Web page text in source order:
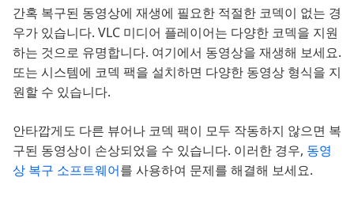
간혹 복구된 동영상에 재생에 필요한 적절한 코덱이 없는 경
우가 있습니다. VLC 미디어 플레이어는 다양한 코덱을 지원
하는 것으로 유명합니다. 여기에서 동영상을 재생해 보세요.
또는 시스템에 코덱 팩을 설치하면 다양한 동영상 형식을 지
원할 수 있습니다.
안타깝게도 다른 뷰어나 코덱 팩이 모두 작동하지 않으면 복
구된 동영상이 손상되었을 수 있습니다. 이러한 경우, 동영
상 복구 소프트웨어를 사용하여 문제를 해결해 보세요.